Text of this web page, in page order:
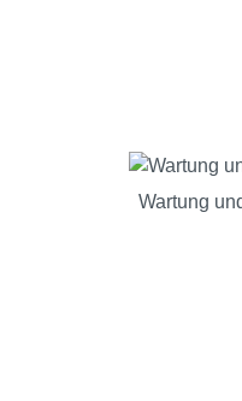
Wartung